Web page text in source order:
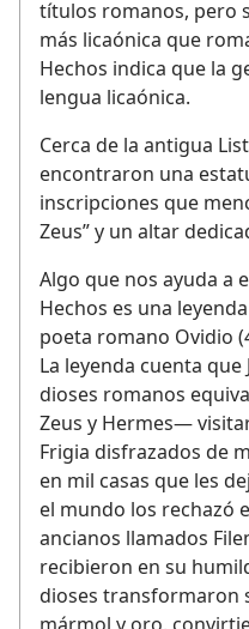
títulos romanos, pero
más licaónica que
Hechos indica que la
lengua licaónica.
Cerca de la antigua
encontraron una
inscripciones que
Zeus” y un altar
Algo que nos ayuda a
Hechos es una
poeta romano Ovidio
La leyenda cuenta
dioses romanos
Zeus y Hermes—
Frigia disfrazados de
en mil casas que les
el mundo los rechazó
ancianos llamados
recibieron en su
dioses transformaron
mármol y oro,